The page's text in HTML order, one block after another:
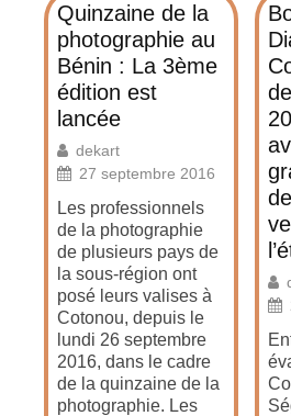
Quinzaine de la
photographie au
Bénin : La 3ème
édition est
lancée
dekart
27 septembre 2016
Les professionnels
de la photographie
de plusieurs pays de
la sous-région ont
posé leurs valises à
Cotonou, depuis le
lundi 26 septembre
2016, dans le cadre
de la quinzaine de la
photographie. Les